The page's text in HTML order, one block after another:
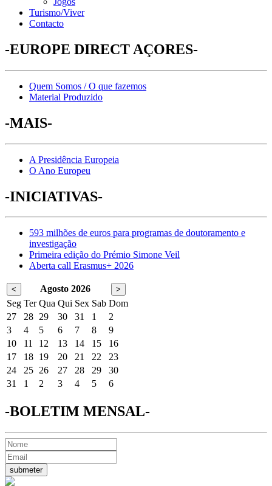
Turismo/Viver
Contacto
-EUROPE DIRECT AÇORES-
Quem Somos / O que fazemos
Material Produzido
-MAIS-
A Presidência Europeia
O Ano Europeu
-INICIATIVAS-
593 milhões de euros para programas de doutoramento e
investigação
Primeira edição do Prémio Simone Veil
Aberta call Erasmus+ 2026
< Agosto 2026 >
Seg Ter Qua Qui Sex Sab Dom
27
28 29 30 31 1
2
3
4 5 6 7 8
9
10
11 12 13 14 15
16
17
18 19 20 21 22
23
24
25 26 27 28 29
30
31
1 2 3 4 5 6
-BOLETIM MENSAL-